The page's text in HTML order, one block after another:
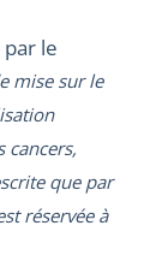
mise sur le
cancers,
que par
réservée à